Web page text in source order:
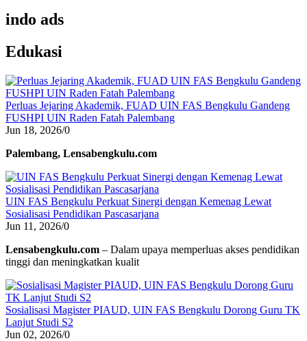
indo ads
Edukasi
Perluas Jejaring Akademik, FUAD UIN FAS Bengkulu Gandeng
FUSHPI UIN Raden Fatah Palembang
Jun 18, 2026/0
Palembang, Lensabengkulu.com
UIN FAS Bengkulu Perkuat Sinergi dengan Kemenag Lewat
Sosialisasi Pendidikan Pascasarjana
Jun 11, 2026/0
Lensabengkulu.com – Dalam upaya memperluas akses pendidikan
tinggi dan meningkatkan kualit
Sosialisasi Magister PIAUD, UIN FAS Bengkulu Dorong Guru TK
Lanjut Studi S2
Jun 02, 2026/0